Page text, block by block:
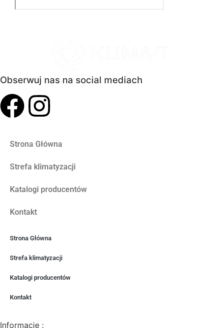
Obserwuj nas na social mediach
Strona Główna
Strefa klimatyzacji
Katalogi producentów
Kontakt
Strona Główna
Strefa klimatyzacji
Katalogi producentów
Kontakt
Informacje :